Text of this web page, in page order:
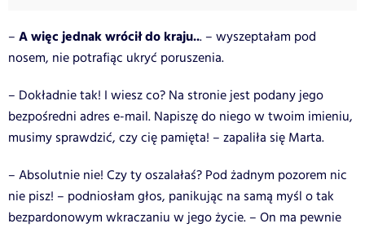
– A więc jednak wrócił do kraju... – wyszeptałam pod
nosem, nie potrafiąc ukryć poruszenia.
– Dokładnie tak! I wiesz co? Na stronie jest podany jego
bezpośredni adres e-mail. Napiszę do niego w twoim imieniu,
musimy sprawdzić, czy cię pamięta! – zapaliła się Marta.
– Absolutnie nie! Czy ty oszalałaś? Pod żadnym pozorem nic
nie pisz! – podniosłam głos, panikując na samą myśl o tak
bezpardonowym wkraczaniu w jego życie. – On ma pewnie